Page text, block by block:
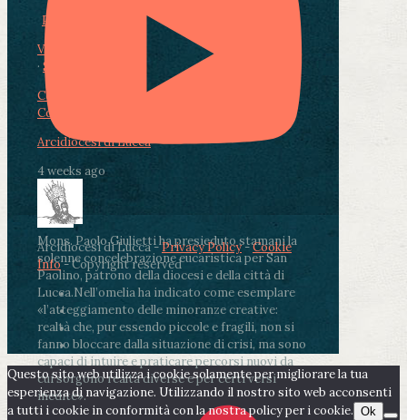
Photo
View on Facebook
· Share
Condividi su Facebook
Condividi su LinkedIn
Arcidiocesi di Lucca
4 weeks ago
Mons. Paolo Giulietti ha presieduto stamani la
solenne concelebrazione eucaristica per San
Paolino, patrono della diocesi e della città di
Lucca.Nell’omelia ha indicato come esemplare
«l’atteggiamento delle minoranze creative:
realtà che, pur essendo piccole e fragili, non si
fanno bloccare dalla situazione di crisi, ma sono
capaci di intuire e praticare percorsi nuovi da
cui sorgono realtà diverse e per certi versi
inedite».
Arcidiocesi di Lucca -Privacy Policy-Cookie
Info- Copyright reserved
Questo sito web utilizza i cookie solamente per migliorare la tua
esperienza di navigazione. Utilizzando il nostro sito web acconsenti
a tutti i cookie in conformità con la nostra policy per i cookie. Ok